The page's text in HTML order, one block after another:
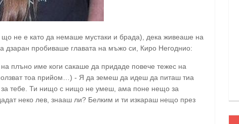
що не е като да немаше мустаки и брада), дека живеаше на
дзаран пробиваше главата на мъжо си, Киро Негоднио:
плъно име коги сакаше да придаде повече тежес на
тоа прийом…) - Я да земеш да идеш да питаш тиа
за тебе. Ти нищо с нищо не умеш, ама поне нещо за
неко лев, знааш ли? Белким и ти изкараш нещо през